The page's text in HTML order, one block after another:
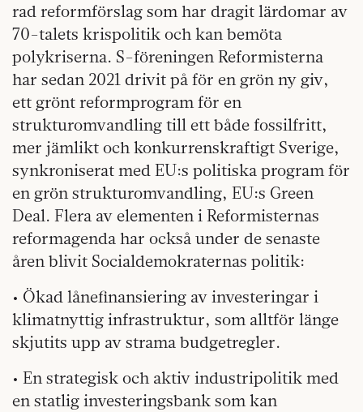
rad reformförslag som har dragit lärdomar av
70-talets krispolitik och kan bemöta
polykriserna. S-föreningen Reformisterna
har sedan 2021 drivit på för en grön ny giv,
ett grönt reformprogram för en
strukturomvandling till ett både fossilfritt,
mer jämlikt och konkurrenskraftigt Sverige,
synkroniserat med EU:s politiska program för
en grön strukturomvandling, EU:s Green
Deal. Flera av elementen i Reformisternas
reformagenda har också under de senaste
åren blivit Socialdemokraternas politik:
• Ökad lånefinansiering av investeringar i
klimatnyttig infrastruktur, som alltför länge
skjutits upp av strama budgetregler.
• En strategisk och aktiv industripolitik med
en statlig investeringsbank som kan